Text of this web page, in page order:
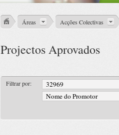
Áreas Acções Colectivas
Projectos Aprovados
Filtrar por: